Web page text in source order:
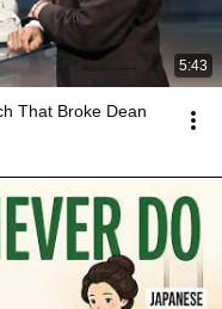
5:43
That Broke Dean